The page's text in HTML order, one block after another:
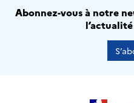
Abonnez-vous à notre